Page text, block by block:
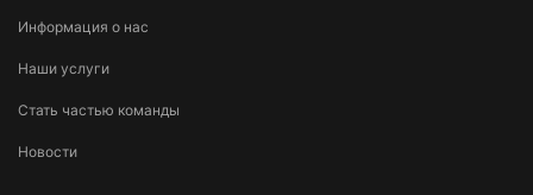
Информация о нас
Наши услуги
Стать частью команды
Новости